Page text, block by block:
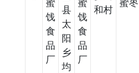
蜜
饯
食
品
厂
县
太
阳
乡
均
蜜
饯
食
品
厂
和村
蜜枣